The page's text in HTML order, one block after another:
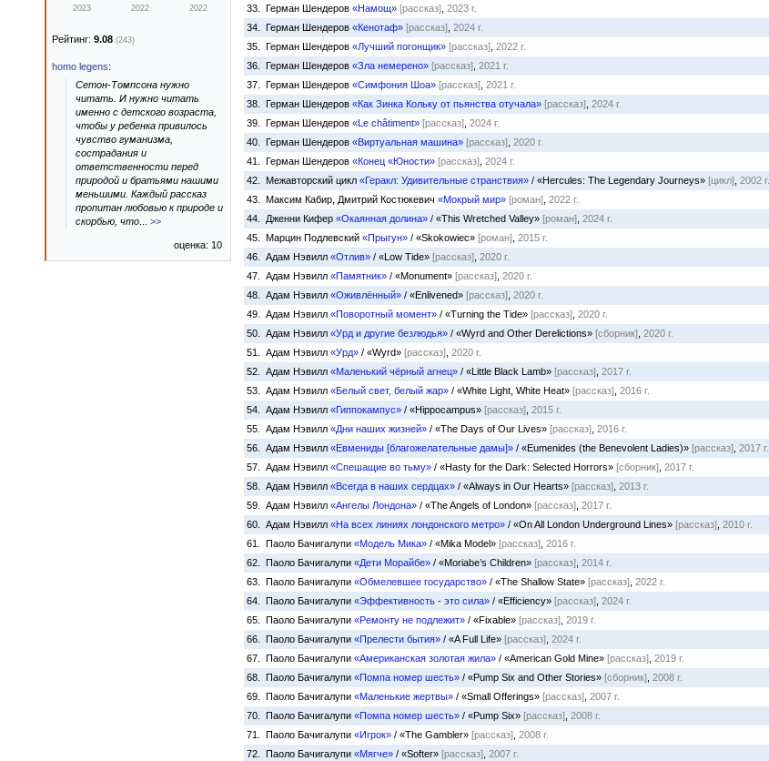
33. Герман Шендеров «Намощ» [рассказ] 2023 г.
34. Герман Шендеров «Кенотаф» [рассказ] 2024 г.
35. Герман Шендеров «Лучший погонщик» [рассказ] 2022 г.
36. Герман Шендеров «Зла немерено» [рассказ] 2021 г.
37. Герман Шендеров «Симфония Шоа» [рассказ] 2021 г.
38. Герман Шендеров «Как Зинка Кольку от пьянства отучала» [рассказ] 2024 г.
39. Герман Шендеров «Le châtiment» [рассказ] 2024 г.
40. Герман Шендеров «Виртуальная машина» [рассказ] 2020 г.
41. Герман Шендеров «Конец «Юности» [рассказ] 2024 г.
42. Межавторский цикл «Геракл: Удивительные странствия» / «Hercules: The Legendary Journeys» [цикл] 2002 г.
43. Максим Кабир, Дмитрий Костюкевич «Мокрый мир» [роман] 2022 г.
44. Дженни Кифер «Окаянная долина» / «This Wretched Valley» [роман] 2024 г.
45. Марцин Подлевский «Прыгун» / «Skokowiec» [роман] 2015 г.
46. Адам Нэвилл «Отлив» / «Low Tide» [рассказ] 2020 г.
47. Адам Нэвилл «Памятник» / «Monument» [рассказ] 2020 г.
48. Адам Нэвилл «Оживлённый» / «Enlivened» [рассказ] 2020 г.
49. Адам Нэвилл «Поворотный момент» / «Turning the Tide» [рассказ] 2020 г.
50. Адам Нэвилл «Урд и другие безлюдья» / «Wyrd and Other Derelictions» [сборник] 2020 г.
51. Адам Нэвилл «Урд» / «Wyrd» [рассказ] 2020 г.
52. Адам Нэвилл «Маленький чёрный агнец» / «Little Black Lamb» [рассказ] 2017 г.
53. Адам Нэвилл «Белый свет, белый жар» / «White Light, White Heat» [рассказ] 2016 г.
54. Адам Нэвилл «Гиппокампус» / «Hippocampus» [рассказ] 2015 г.
55. Адам Нэвилл «Дни наших жизней» / «The Days of Our Lives» [рассказ] 2016 г.
56. Адам Нэвилл «Евмениды [благожелательные дамы]» / «Eumenides (the Benevolent Ladies)» [рассказ] 2017 г.
57. Адам Нэвилл «Спешащие во тьму» / «Hasty for the Dark: Selected Horrors» [сборник] 2017 г.
58. Адам Нэвилл «Всегда в наших сердцах» / «Always in Our Hearts» [рассказ] 2013 г.
59. Адам Нэвилл «Ангелы Лондона» / «The Angels of London» [рассказ] 2017 г.
60. Адам Нэвилл «На всех линиях лондонского метро» / «On All London Underground Lines» [рассказ] 2010 г.
61. Паоло Бачигалупи «Модель Мика» / «Mika Model» [рассказ] 2016 г.
62. Паоло Бачигалупи «Дети Морайбе» / «Moriabe’s Children» [рассказ] 2014 г.
63. Паоло Бачигалупи «Обмелевшее государство» / «The Shallow State» [рассказ] 2022 г.
64. Паоло Бачигалупи «Эффективность - это сила» / «Efficiency» [рассказ] 2024 г.
65. Паоло Бачигалупи «Ремонту не подлежит» / «Fixable» [рассказ] 2019 г.
66. Паоло Бачигалупи «Прелести бытия» / «A Full Life» [рассказ] 2024 г.
67. Паоло Бачигалупи «Американская золотая жила» / «American Gold Mine» [рассказ] 2019 г.
68. Паоло Бачигалупи «Помпа номер шесть» / «Pump Six and Other Stories» [сборник] 2008 г.
69. Паоло Бачигалупи «Маленькие жертвы» / «Small Offerings» [рассказ] 2007 г.
70. Паоло Бачигалупи «Помпа номер шесть» / «Pump Six» [рассказ] 2008 г.
71. Паоло Бачигалупи «Игрок» / «The Gambler» [рассказ] 2008 г.
72. Паоло Бачигалупи «Мягче» / «Softer» [рассказ] 2007 г.
2023 2022 2022
Рейтинг: 9.08 (243)
homo legens:
Сетон-Томпсона нужно
читать. И нужно читать
именно с детского возраста,
чтобы у ребенка привилось
чувство гуманизма,
сострадания и
ответственности перед
природой и братьями нашими
меньшими. Каждый рассказ
пропитан любовью к природе и
скорбью, что
>>
оценка: 10